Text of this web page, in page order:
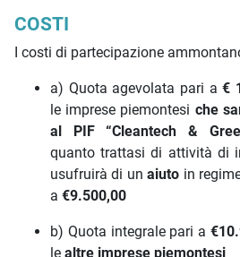
COSTI
I costi di partecipazione
a) Quota agevolata pari a€
le imprese piemontesi che
al PIF “Cleantech &
quanto trattasi di attività di
usufruirà di unaiuto in
a €9.500,00
b) Quota integrale pari a
le altre imprese piemontesi